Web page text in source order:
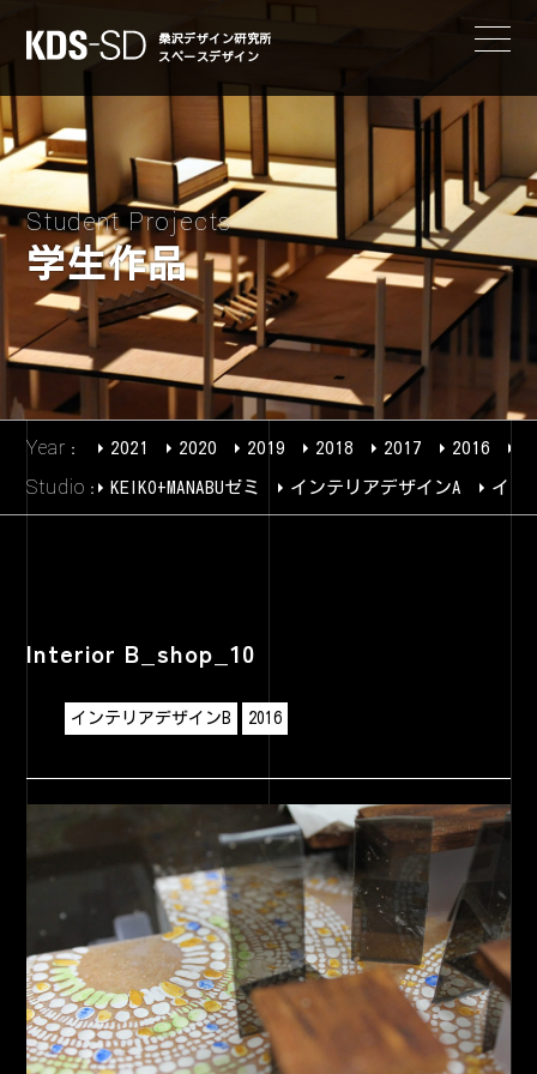
KDS-SD
桑沢デザイン研究所
スペースデザイン
Student Projects
学生作品
Year 2021 2020 2019 2018 2017 2016
Studio KEIKO+MANABUゼミ インテリアデザインA イン
Interior B_shop_10
インテリアデザインB 2016